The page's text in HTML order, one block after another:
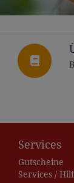
Services
Gutscheine
Services /